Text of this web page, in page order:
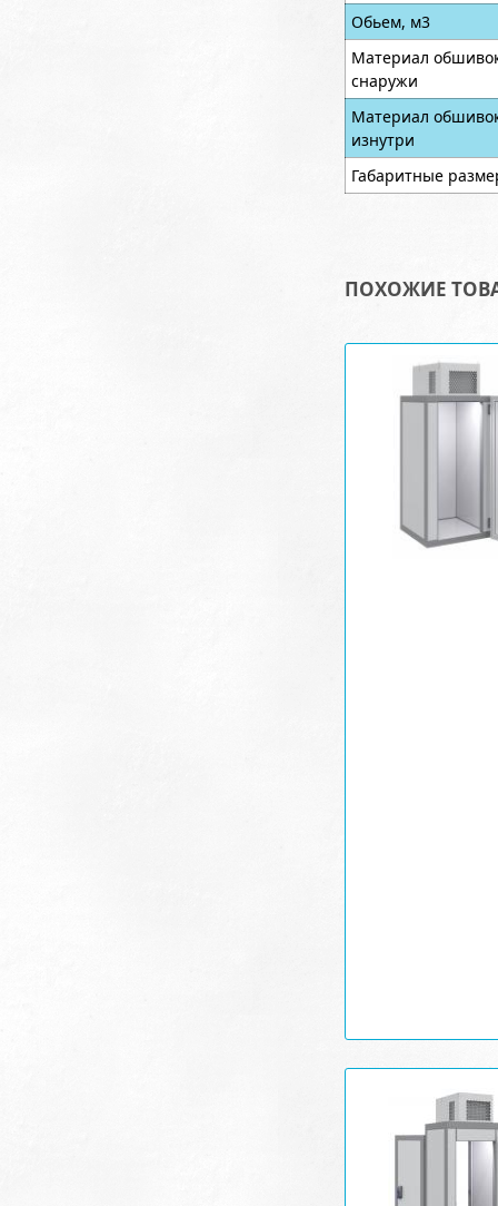
Обьем, м3
Материал
снаружи
Материал
изнутри
Габаритные
ПОХОЖИЕ